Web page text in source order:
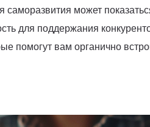
может
для поддержания
помогут вам органично